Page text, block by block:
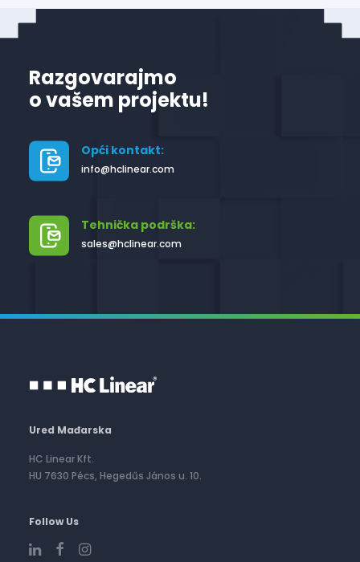
Razgovarajmo
o vašem projektu!
Opći kontakt:
info@hclinear.com
Tehnička podrška:
sales@hclinear.com
Ured Mađarska
HC Linear Kft.
HU 7630 Pécs, Hegedűs János u. 10.
Follow Us